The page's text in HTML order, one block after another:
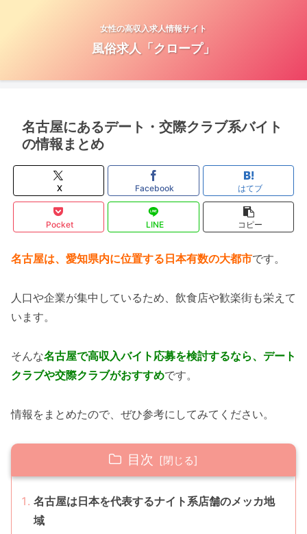
女性の高収入求人情報サイト
風俗求人「クロープ」
名古屋にあるデート・交際クラブ系バイト
の情報まとめ
X Facebook はてブ
Pocket LINE コピー
名古屋は、愛知県内に位置する日本有数の大都市です。
人口や企業が集中しているため、飲食店や歓楽街も栄えて
います。
そんな名古屋で高収入バイト応募を検討するなら、デート
クラブや交際クラブがおすすめです。
情報をまとめたので、ぜひ参考にしてみてください。
目次
名古屋は日本を代表するナイト系店舗のメッカ地
域